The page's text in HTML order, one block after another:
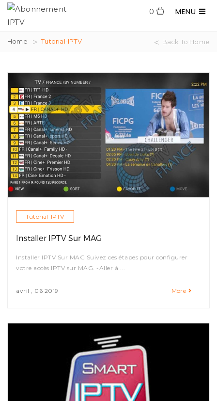
MENU
0
Home Tutorial-IPTV Back To Home
Tutorial-IPTV
Installer IPTV Sur MAG
Installer IPTV Sur MAG Suivez ces étapes pour configurer
votre accès IPTV sur MAG. -Aller à ...
avril , 06 2019 More